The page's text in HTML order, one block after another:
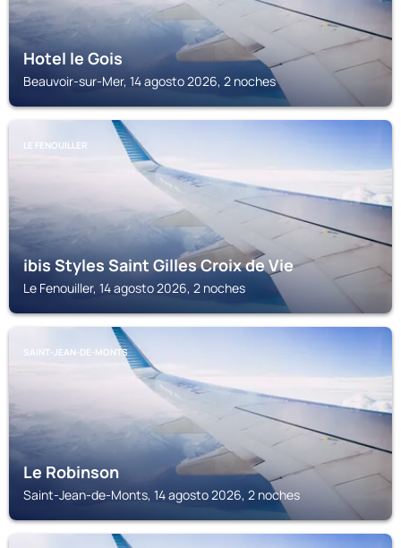
Hotel le Gois
Beauvoir-sur-Mer, 14 agosto 2026, 2 noches
LE FENOUILLER
ibis Styles Saint Gilles Croix de Vie
Le Fenouiller, 14 agosto 2026, 2 noches
SAINT-JEAN-DE-MONTS
Le Robinson
Saint-Jean-de-Monts, 14 agosto 2026, 2 noches